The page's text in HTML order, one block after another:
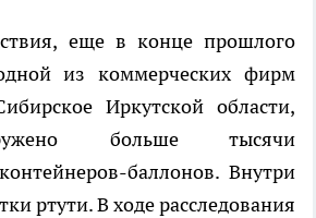
еще в конце прошлого
из коммерческих фирм
Иркутской области,
больше тысячи
баллонов. Внутри
ртути. В ходе расследования